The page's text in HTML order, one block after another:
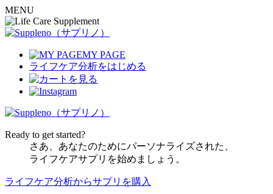
MENU
MY PAGE
ライフケア分析をはじめる
Ready to get started?
さあ、あなたのためにパーソナライズされた、
ライフケアサプリを始めましょう。
ライフケア分析からサプリを購入